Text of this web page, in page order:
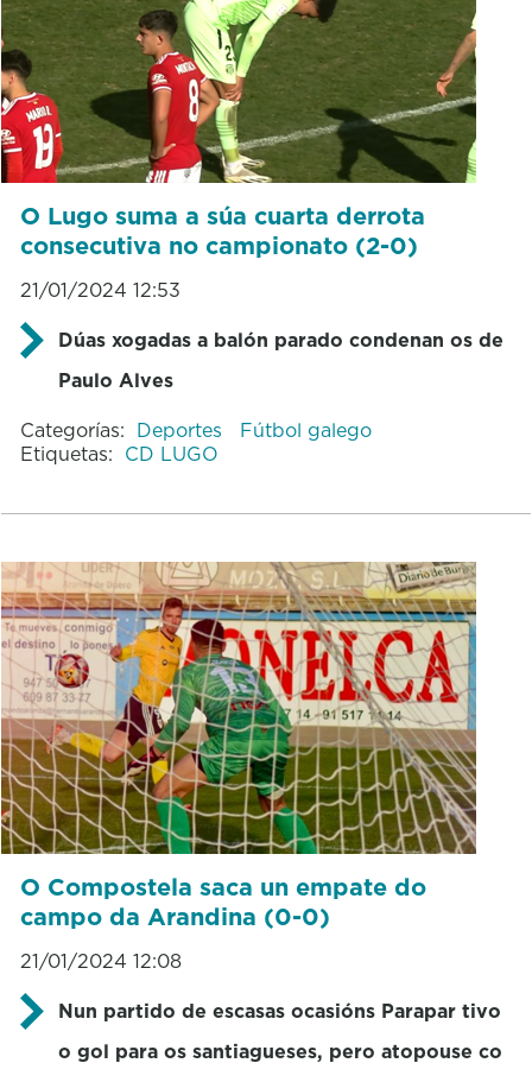
O Lugo suma a súa cuarta derrota
consecutiva no campionato (2-0)
21/01/2024 12:53
Dúas xogadas a balón parado condenan os de
Paulo Alves
Categorías: Deportes
Fútbol galego
Etiquetas: CD LUGO
O Compostela saca un empate do
campo da Arandina (0-0)
21/01/2024 12:08
Nun partido de escasas ocasións Parapar tivo
o gol para os santiagueses, pero atopouse co